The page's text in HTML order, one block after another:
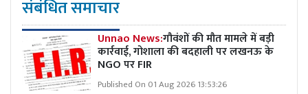
संबंधित समाचार
Unnao News:गौवंशों की मौत मामले में बड़ी
कार्रवाई, गोशाला की बदहाली पर लखनऊ के
NGO पर FIR
Published On 01 Aug 2026 13:53:26